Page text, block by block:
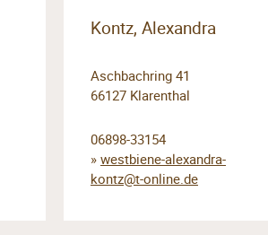
Kontz, Alexandra
Aschbachring 41
66127 Klarenthal
06898-33154
» westbiene-alexandra-
kontz@t-online.de